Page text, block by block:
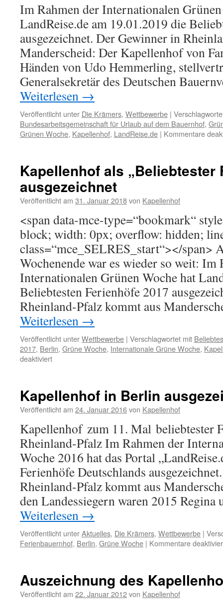
Im Rahmen der Internationalen
LandReise.de am 19.01.2019 die
ausgezeichnet. Der Gewinner in
Manderscheid: Der Kapellenhof von
Händen von Udo Hemmerling,
Generalsekretär des Deutschen
Weiterlesen →
Veröffentlicht unter Die Krämers, Wettbewerbe |
Bundesarbeitsgemeinschaft für Urlaub auf dem Bauernhof,
Grünen Woche, Kapellenhof, LandReise.de | Kommentare
Kapellenhof als „Beliebtester
ausgezeichnet
Veröffentlicht am 31. Januar 2018von Kapellenhof
<span data-mce-type=“bookmark“
block; width: 0px; overflow: hidden;
class=“mce_SELRES_start“> </span>
Wochenende war es wieder so weit: Im
Internationalen Grünen Woche hat
Beliebtesten Ferienhöfe 2017
Rheinland-Pfalz kommt aus
Weiterlesen →
Veröffentlicht unterWettbewerbe | Verschlagwortet mit
2017, Berlin, Grüne Woche, Internationale Grüne Woche,
deaktiviertfür
Ferienhof
2017“
Kapellenhof in Berlin
Veröffentlicht am 24. Januar 2016von Kapellenhof
Kapellenhof zum 11. Mal beliebtester
Rheinland-Pfalz Im Rahmen der
Woche 2016 hat das Portal
Ferienhöfe Deutschlands
Rheinland-Pfalz kommt aus
den Landessiegern waren 2015
Weiterlesen →
Veröffentlicht unterAktuelles, Die Krämers, Wettbewerbe |
Ferienbauernhof, Berlin, Grüne Woche | Kommentare
Auszeichnung des
Veröffentlicht am 22. Januar 2012von Kapellenhof